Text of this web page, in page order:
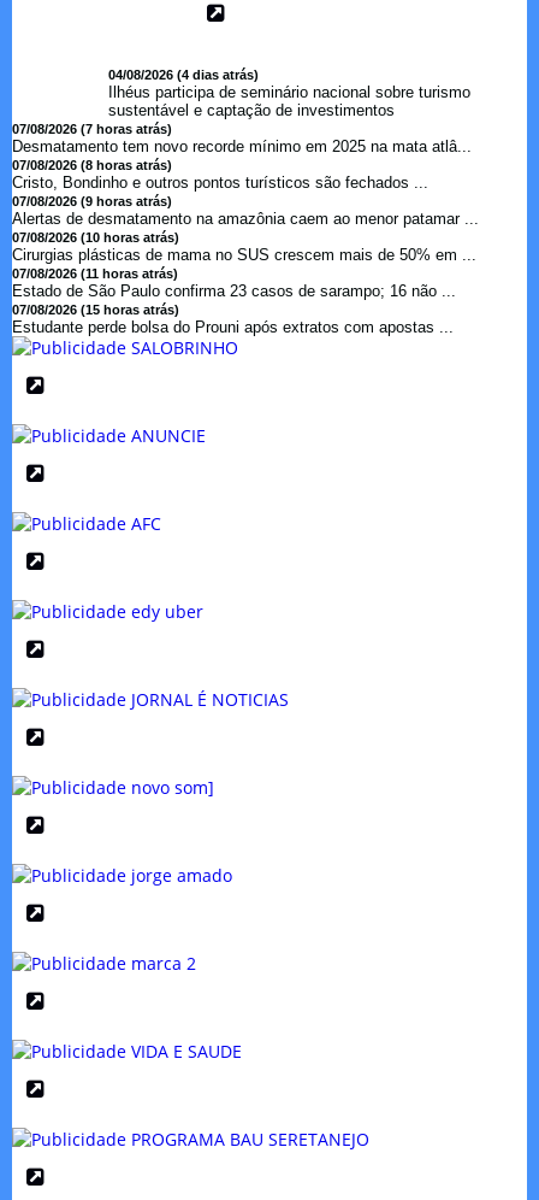
04/08/2026 (4 dias atrás)
Ilhéus participa de seminário nacional sobre turismo
sustentável e captação de investimentos
07/08/2026 (7 horas atrás)
Desmatamento tem novo recorde mínimo em 2025 na mata atlâ...
07/08/2026 (8 horas atrás)
Cristo, Bondinho e outros pontos turísticos são fechados ...
07/08/2026 (9 horas atrás)
Alertas de desmatamento na amazônia caem ao menor patamar ...
07/08/2026 (10 horas atrás)
Cirurgias plásticas de mama no SUS crescem mais de 50% em ...
07/08/2026 (11 horas atrás)
Estado de São Paulo confirma 23 casos de sarampo; 16 não ...
07/08/2026 (15 horas atrás)
Estudante perde bolsa do Prouni após extratos com apostas ...